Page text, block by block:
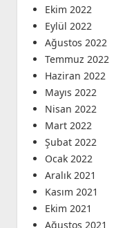
Ekim 2022
Eylül 2022
Ağustos 2022
Temmuz 2022
Haziran 2022
Mayıs 2022
Nisan 2022
Mart 2022
Şubat 2022
Ocak 2022
Aralık 2021
Kasım 2021
Ekim 2021
Ağustos 2021